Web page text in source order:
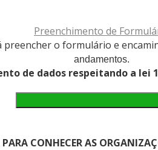
Preenchimento de
preencher o formulário e
andamentos.
de dados respeitando a lei
CONHECER AS